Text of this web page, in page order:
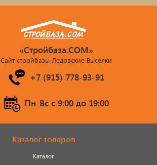
«Стройбаза.COM»
Сайт стройбазы Ледовские Выселки
+7 (915) 778-93-91
Пн-Вс c 9:00 до 19:00
Каталог товаров
Каталог